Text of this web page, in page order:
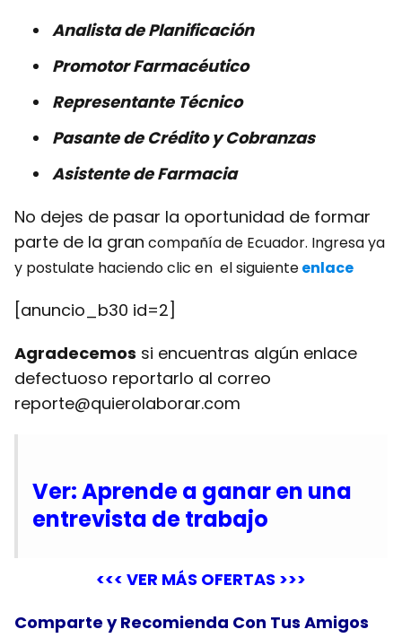
Analista de Planificación
Promotor Farmacéutico
Representante Técnico
Pasante de Crédito y Cobranzas
Asistente de Farmacia
No dejes de pasar la oportunidad de formar
parte de la gran compañía de Ecuador. Ingresa ya
y postulate haciendo clic en el siguienteenlace
[anuncio_b30 id=2]
Agradecemos si encuentras algún enlace
defectuoso reportarlo al correo
reporte@quierolaborar.com
Ver: Aprende a ganar en una
entrevista de trabajo
<<< VER MÁS OFERTAS >>>
Comparte y Recomienda Con Tus Amigos